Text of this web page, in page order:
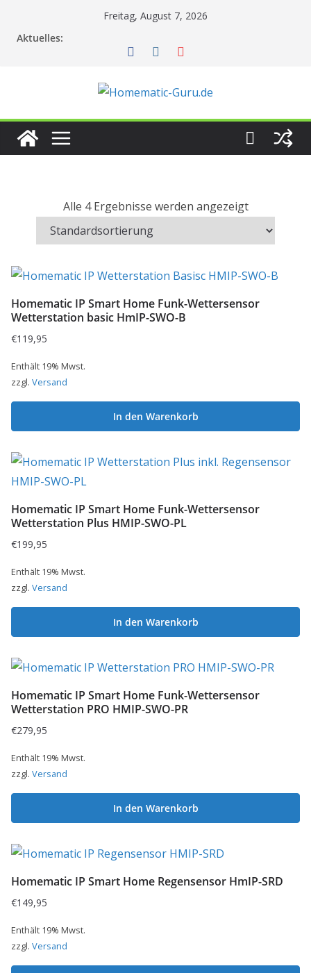
Freitag, August 7, 2026
Aktuelles:
Alle 4 Ergebnisse werden angezeigt
Homematic IP Smart Home Funk-Wettersensor
Wetterstation basic HmIP-SWO-B
€119,95
Enthält 19% Mwst.
zzgl. Versand
In den Warenkorb
Homematic IP Smart Home Funk-Wettersensor
Wetterstation Plus HMIP-SWO-PL
€199,95
Enthält 19% Mwst.
zzgl. Versand
In den Warenkorb
Homematic IP Smart Home Funk-Wettersensor
Wetterstation PRO HMIP-SWO-PR
€279,95
Enthält 19% Mwst.
zzgl. Versand
In den Warenkorb
Homematic IP Smart Home Regensensor HmIP-SRD
€149,95
Enthält 19% Mwst.
zzgl. Versand